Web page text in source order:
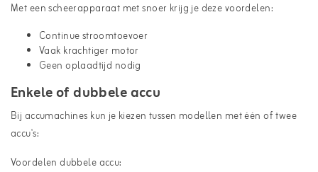
Met een scheerapparaat met snoer krijg je deze voordelen:
Continue stroomtoevoer
Vaak krachtiger motor
Geen oplaadtijd nodig
Enkele of dubbele accu
Bij accumachines kun je kiezen tussen modellen met één of twee
accu's:
Voordelen dubbele accu: